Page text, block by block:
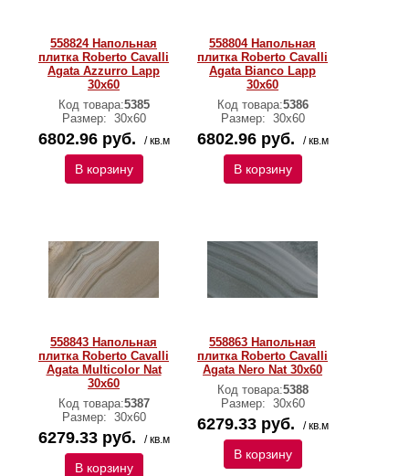
558824 Напольная
плитка Roberto Cavalli
Agata Azzurro Lapp
30x60
Код товара:5385
Размер: 30х60
6802.96 руб. / кв.м
В корзину
558804 Напольная
плитка Roberto Cavalli
Agata Bianco Lapp
30x60
Код товара:5386
Размер: 30х60
6802.96 руб. / кв.м
В корзину
558843 Напольная
плитка Roberto Cavalli
Agata Multicolor Nat
30x60
Код товара:5387
Размер: 30х60
6279.33 руб. / кв.м
В корзину
558863 Напольная
плитка Roberto Cavalli
Agata Nero Nat 30x60
Код товара:5388
Размер: 30х60
6279.33 руб. / кв.м
В корзину